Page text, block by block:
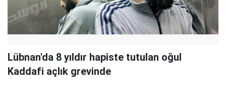
Lübnan'da 8 yıldır hapiste tutulan oğul
Kaddafi açlık grevinde